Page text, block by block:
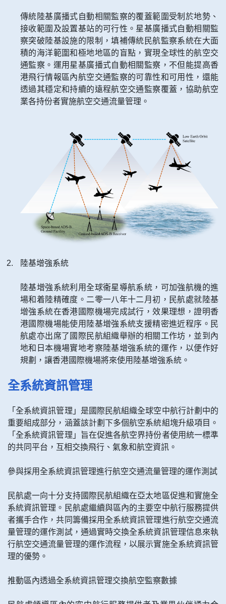
傳統陸基廣播式自動相關監察的覆蓋範圍受制於地勢、
接收範圍及設置基站的可行性。星基廣播式自動相關監
察突破陸基設施的限制，填補傳統民航監察系統在大面
積的海洋範圍和極地地區的盲點，實現全球性的航空交
通監察。運用星基廣播式自動相關監察，不但能提高香
港飛行情報區內航空交通監察的可靠性和可用性，還能
透過其穩定和持續的遠程航空交通監察覆蓋，協助航空
業各持份者實施航空交通流量管理。
陸基增強系統
陸基增強系統利用全球衞星導航系統，可加強航機的進
場和着陸精確度。二零一八年十二月初，民航處就陸基
增強系統在香港國際機場完成試行，效果理想，證明香
港國際機場能使用陸基增強系統支援精密進近程序。民
航處亦出席了國際民航組織舉辦的相關工作坊，並到內
地和日本機場實地考察陸基增強系統的運作，以便作好
規劃，讓香港國際機場將來使用陸基增強系統。
全系統資訊管理
「全系統資訊管理」是國際民航組織全球空中航行計劃中的
重要組成部分，涵蓋該計劃下多個航空系統組塊升級項目。
「全系統資訊管理」旨在促進各航空界持份者使用統一標準
的共同平台，互相交換飛行、氣象和航空資訊。
參與採用全系統資訊管理進行航空交通流量管理的運作測試
民航處一向十分支持國際民航組織在亞太地區促進和實施全
系統資訊管理。民航處繼續與區內的主要空中航行服務提供
者攜手合作，共同籌備採用全系統資訊管理進行航空交通流
量管理的運作測試，通過實時交換全系統資訊管理信息來執
行航空交通流量管理的運作流程，以展示實施全系統資訊管
理的優勢。
推動區內透過全系統資訊管理交換航空監察數據